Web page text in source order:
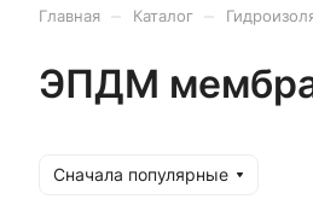
Главная Каталог
ЭПДМ
Сначала популярные